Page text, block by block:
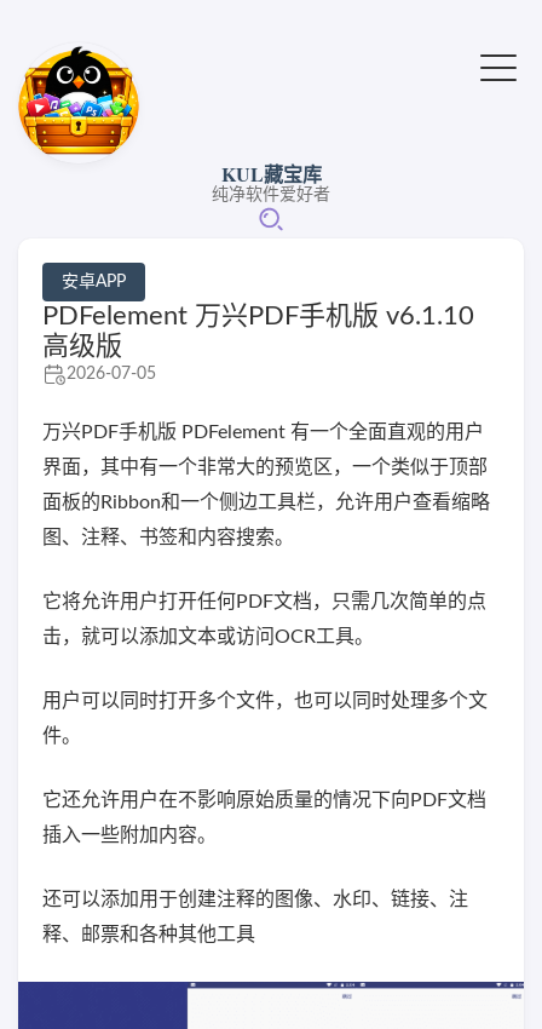
KUL藏宝库
纯净软件爱好者
安卓APP
PDFelement 万兴PDF手机版 v6.1.10
高级版
2026-07-05
万兴PDF手机版 PDFelement 有一个全面直观的用户
界面，其中有一个非常大的预览区，一个类似于顶部
面板的Ribbon和一个侧边工具栏，允许用户查看缩略
图、注释、书签和内容搜索。
它将允许用户打开任何PDF文档，只需几次简单的点
击，就可以添加文本或访问OCR工具。
用户可以同时打开多个文件，也可以同时处理多个文
件。
它还允许用户在不影响原始质量的情况下向PDF文档
插入一些附加内容。
还可以添加用于创建注释的图像、水印、链接、注
释、邮票和各种其他工具